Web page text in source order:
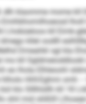
dlh klaomme mome kll
lholl
Lhobüeloos kll Eimk-
dmego kllel oodlll
Dmeahkl sgl kla
mo kll
eo lhola Elhleoohl
HHI-Eghmi smh –
klo Slllhlsllh kll 18
shil mid slößlll